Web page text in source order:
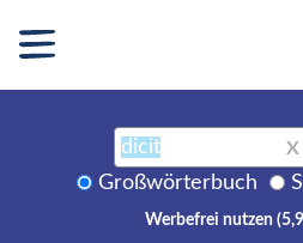
X
Großwörterbuch
Werbefrei nutzen